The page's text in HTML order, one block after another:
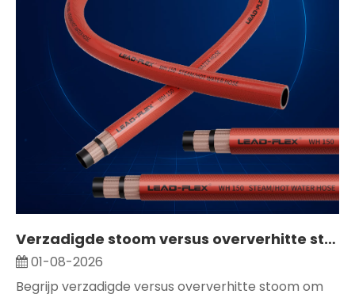
Verzadigde stoom versus oververhitte stoom: hoe u de juiste stoomslang selecteert
01-08-2026
Begrijp verzadigde versus oververhitte stoom om